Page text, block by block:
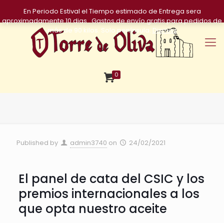
0
Published by admin3740 on 24/02/2021
El panel de cata del CSIC y los
premios internacionales a los
que opta nuestro aceite
En Periodo Estival el Tiempo estimado de Entrega sera
aproximadamente 10 dias . Gastos de envío gratis para pedidos de
más de 90 kilos. Solo península. Dismiss